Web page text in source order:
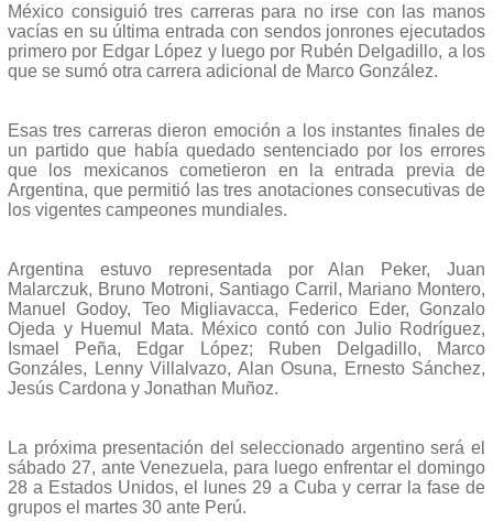
México consiguió tres carreras para no irse con las manos
vacías en su última entrada con sendos jonrones ejecutados
primero por Edgar López y luego por Rubén Delgadillo, a los
que se sumó otra carrera adicional de Marco González.
Esas tres carreras dieron emoción a los instantes finales de
un partido que había quedado sentenciado por los errores
que los mexicanos cometieron en la entrada previa de
Argentina, que permitió las tres anotaciones consecutivas de
los vigentes campeones mundiales.
Argentina estuvo representada por Alan Peker, Juan
Malarczuk, Bruno Motroni, Santiago Carril, Mariano Montero,
Manuel Godoy, Teo Migliavacca, Federico Eder, Gonzalo
Ojeda y Huemul Mata. México contó con Julio Rodríguez,
Ismael Peña, Edgar López; Ruben Delgadillo, Marco
Gonzáles, Lenny Villalvazo, Alan Osuna, Ernesto Sánchez,
Jesús Cardona y Jonathan Muñoz.
La próxima presentación del seleccionado argentino será el
sábado 27, ante Venezuela, para luego enfrentar el domingo
28 a Estados Unidos, el lunes 29 a Cuba y cerrar la fase de
grupos el martes 30 ante Perú.